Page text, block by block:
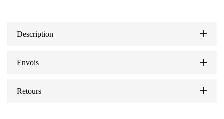
Description
Envois
Retours